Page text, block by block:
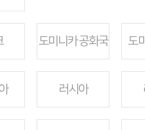
도미니카 공화국 도
러시아